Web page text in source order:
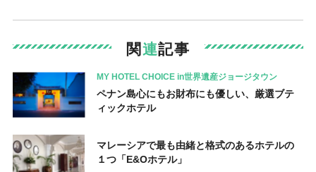
関連記事
MY HOTEL CHOICE in世界遺産ジョージタウン
ペナン島心にもお財布にも優しい、厳選ブテ
ィックホテル
マレーシアで最も由緒と格式のあるホテルの
１つ「E&Oホテル」